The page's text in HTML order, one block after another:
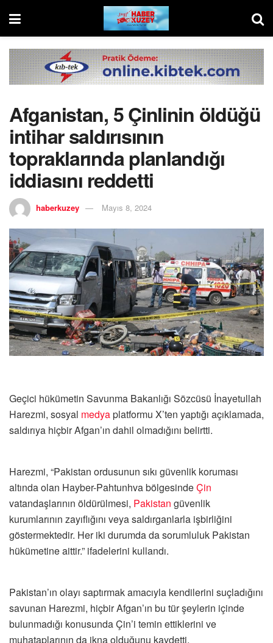
Afganistan, 5 Çinlinin öldüğü
intihar saldırısının
topraklarında planlandığı
iddiasını reddetti
haberkuzey Mayıs 8, 2024
Geçici hükümetin Savunma Bakanlığı Sözcüsü İnayetullah
Harezmi, sosyal medyaplatformu X’ten yaptığı açıklamada,
saldırıya hiçbir Afgan’ın dahil olmadığını belirtti.
Harezmi, “Pakistan ordusunun sıkı güvenlik koruması
altında olan Hayber-Pahtunhva bölgesindeÇin
vatandaşlarının öldürülmesi, Pakistan güvenlik
kurumlarının zayıflığını veya saldırganlarla işbirliğini
göstermektedir. Her iki durumda da sorumluluk Pakistan
hükümetine aittir.” ifadelerini kullandı.
Pakistan’ın olayı saptırmak amacıyla kendilerini suçladığını
savunan Harezmi, hiçbir Afgan’ın bu tür şeylerin içinde
bulunmadığı konusunda Çin’i temin ettiklerini ve
muhataplarının da ikna olduğunu kaydetti.